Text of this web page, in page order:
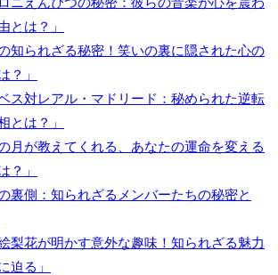
とは？」
の知られざる秘密！笑いの裏に隠された心の
？」
ベス対レアル・マドリード：秘められた逆転
とは？」
の月が教えてくれる、あなたの運命を変える
？」
の裏側：知られざるメンバーたちの秘密と
絵梨花が明かす意外な趣味！知られざる魅力
迫る」